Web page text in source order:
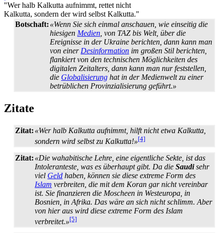
"Wer halb Kalkutta aufnimmt, rettet nicht
Kalkutta, sondern der wird selbst Kalkutta."
Botschaft: «Wenn Sie sich einmal anschauen, wie einseitig die
hiesigen Medien , von TAZ bis Welt, über die
Ereignisse in der Ukraine berichten, dann kann man
von einer Desinformation im großen Stil berichten,
flankiert von den technischen Möglichkeiten des
digitalen Zeitalters, dann kann man nur feststellen,
die Globalisierung hat in der Medienwelt zu einer
betrüblichen Provinzialisierung geführt.»
Zitate
Zitat: «Wer halb Kalkutta aufnimmt, hilft nicht etwa Kalkutta,
sondern wird selbst zu Kalkutta!»[4]
Zitat: «Die wahabitische Lehre, eine eigentliche Sekte, ist das
Intoleranteste, was es überhaupt gibt. Da die Saudisehr
viel Geld haben, können sie diese extreme Form des
Islam verbreiten, die mit dem Koran gar nicht vereinbar
ist. Sie finanzieren die Moscheen in Westeuropa, in
Bosnien, in Afrika. Das wäre an sich nicht schlimm. Aber
von hier aus wird diese extreme Form des Islam
verbreitet.»[5]